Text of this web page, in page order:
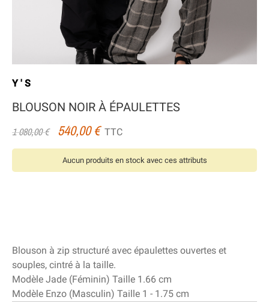
Y'S
BLOUSON NOIR À ÉPAULETTES
1 080,00 € 540,00 €TTC
Aucun produits en stock avec ces attributs
Blouson à zip structuré avec épaulettes ouvertes et
souples, cintré à la taille.
Modèle Jade (Féminin) Taille 1.66 cm
Modèle Enzo (Masculin) Taille 1 - 1.75 cm